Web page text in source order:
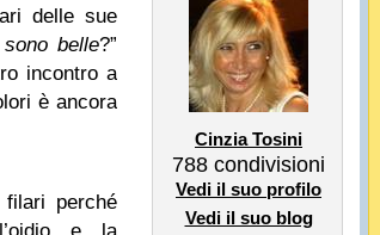
delle sue
belle?”
incontro a
è ancora
perché
Cinzia Tosini
788 condivisioni
Vedi il suo profilo
Vedi il suo blog